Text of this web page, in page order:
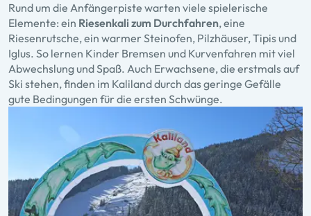
Rund um die Anfängerpiste warten viele spielerische
Elemente: ein Riesenkali zum Durchfahren, eine
Riesenrutsche, ein warmer Steinofen, Pilzhäuser, Tipis und
Iglus. So lernen Kinder Bremsen und Kurvenfahren mit viel
Abwechslung und Spaß. Auch Erwachsene, die erstmals auf
Ski stehen, finden im Kaliland durch das geringe Gefälle
gute Bedingungen für die ersten Schwünge.